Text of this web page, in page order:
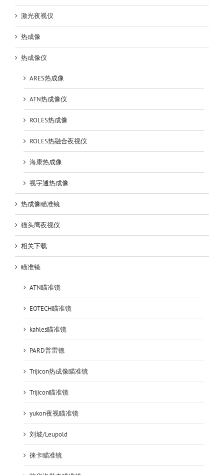
激光夜视仪
热成像
热成像仪
ARES热成像
ATN热成像仪
ROLES热成像
ROLES热融合夜视仪
海康热成像
视宇通热成像
热成像瞄准镜
猫头鹰夜视仪
相关下载
瞄准镜
ATN瞄准镜
EOTECH瞄准镜
kahles瞄准镜
PARD普雷德
Trijicon热成像瞄准镜
Trijicon瞄准镜
yukon夜视瞄准镜
刘坡/Leupold
徕卡瞄准镜